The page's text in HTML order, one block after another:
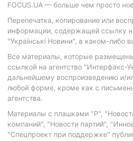
FOCUS.UA — больше чем просто
Перепечатка, копирование или
информации, содержащей ссылку
"Українські Новини", в каком-либо
Все материалы, которые
ссылкой на агентство "Интерфакс-
дальнейшему воспроизведению и/
любой форме, кроме как с
агентства.
Материалы с плашками "Р",
компаний", "Новости партий",
"Спецпроект при поддержке"